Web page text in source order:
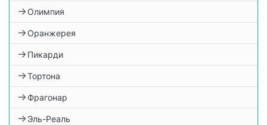
Олимпия
Оранжерея
Пикарди
Тортона
Фрагонар
Эль-Реаль